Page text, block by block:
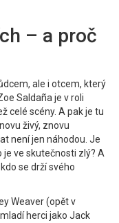
– a proč
ale i otcem, který
Saldaña je v roli
celé scény. A pak je tu
živý, znovu
není jen náhodou. Je
je ve skutečnosti zlý? A
se drží svého
Weaver(opět v
herci jako Jack